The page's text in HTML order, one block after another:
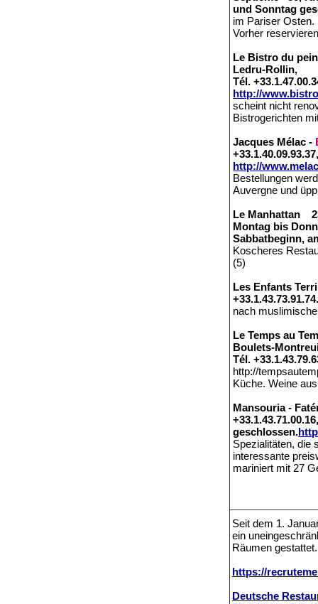
und Sonntag
im Pariser Osten.
Vorher
Le Bistro du
Ledru-Rollin,
Tél.
http://
scheint nicht
Bistrogerichten
Jacques Mélac -
http://
Bestellungen
Auvergne und
Le Manhattan
Montag bis
Sabbatbeginn,
Koscheres
(5)
Les Enfants
nach
Le Temps au
Boulets-
Tél.
http://
Küche. Weine
Mansouria -
geschlossen.
Spezialitäten, die
interessante
mariniert mit 27
Seit dem 1.
ein
Räumen gestattet.
https://
Deutsche